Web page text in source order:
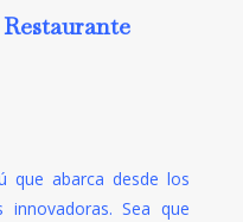
que abarca desde los
innovadoras. Sea que